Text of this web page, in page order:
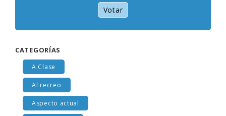
Votar
CATEGORÍAS
A Clase
Al recreo
Aspecto actual